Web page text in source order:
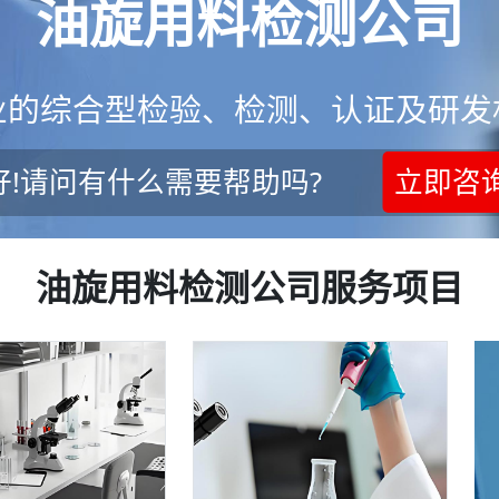
油旋用料检测公司
综合型检验、检测、认证及研
!请问有什么需要帮助吗? 立即咨
油旋用料检测公司服务项目